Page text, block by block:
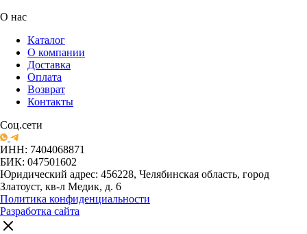
О нас
Каталог
О компании
Доставка
Оплата
Возврат
Контакты
Соц.сети
ИНН: 7404068871
БИК: 047501602
Юридический адрес: 456228, Челябинская область, город
Златоуст, кв-л Медик, д. 6
Политика конфиденциальности
Разработка сайта